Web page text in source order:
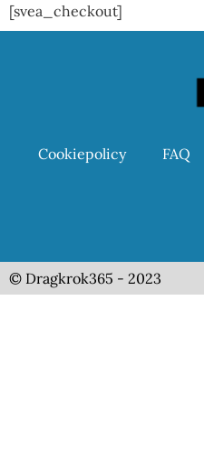
[svea_checkout]
Cookiepolicy FAQ
© Dragkrok365 - 2023